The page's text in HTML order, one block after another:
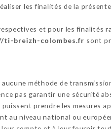
les finalités de la
et pour les finalités
ti-breizh-colombes.fr sont
méthode de
pas garantir une sécurité
prendre les mesures
au niveau national ou